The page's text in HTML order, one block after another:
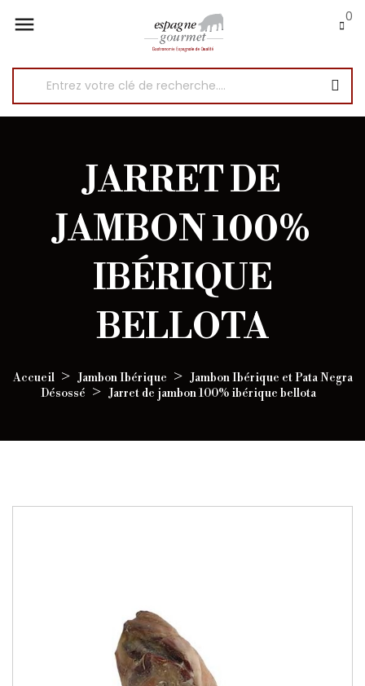
 0
JARRET DE
JAMBON 100%
IBÉRIQUE
BELLOTA
Accueil Jambon Ibérique
Jambon Ibérique et Pata Negra
Désossé
Jarret de jambon 100% ibérique bellota